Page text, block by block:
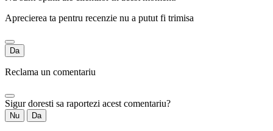
Aprecierea ta pentru recenzie nu a putut fi trimisa
Da
Reclama un comentariu
Sigur doresti sa raportezi acest comentariu?
Nu Da